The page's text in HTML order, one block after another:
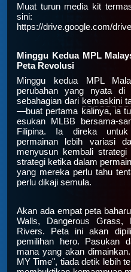
Muat turun media kit
sini:
https://drive.google.com/
Minggu Kedua MPL
Peta Revolusi
Minggu kedua MPL
perubahan yang nyata di
sebahagian dari kemaskini
—buat pertama kalinya, ia
esukan MLBB bersama-
Filipina. Ia direka untuk
permainan lebih variasi
menyusun kembali
strategi ketika dalam
yang mereka perlu tahu
perlu dikaji semula.
Akan ada empat peta
Walls, Dangerous Grass,
Rivers. Peta ini akan
pemilihan hero. Pasukan
mana yang akan
MY Time", tiada detik lebih